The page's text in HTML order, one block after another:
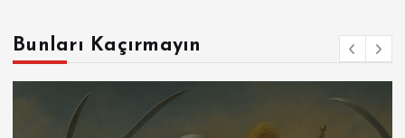
Bunları Kaçırmayın